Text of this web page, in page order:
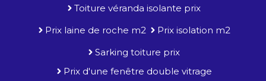
Toiture véranda isolante prix
Prix laine de roche m2
Prix isolation m2
Sarking toiture prix
Prix d'une fenêtre double vitrage